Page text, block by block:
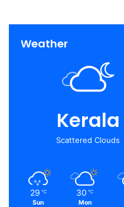
Weather
Kerala
Scattered Clouds
29 ℃
Sun
30 ℃
Mon